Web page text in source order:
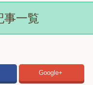
事一覧
Google+